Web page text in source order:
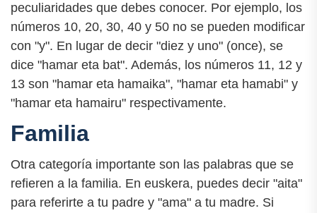
peculiaridades que debes conocer. Por ejemplo, los
números 10, 20, 30, 40 y 50 no se pueden modificar
con "y". En lugar de decir "diez y uno" (once), se
dice "hamar eta bat". Además, los números 11, 12 y
13 son "hamar eta hamaika", "hamar eta hamabi" y
"hamar eta hamairu" respectivamente.
Familia
Otra categoría importante son las palabras que se
refieren a la familia. En euskera, puedes decir "aita"
para referirte a tu padre y "ama" a tu madre. Si